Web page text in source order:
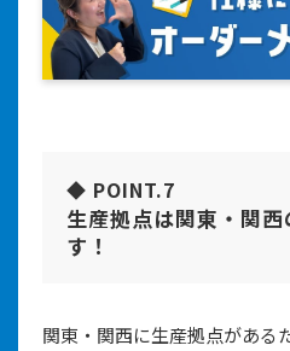
◆ POINT.7
生産拠点は関東・関
す！
関東・関西に生産拠点がある